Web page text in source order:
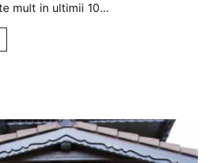
mult in ultimii 10…